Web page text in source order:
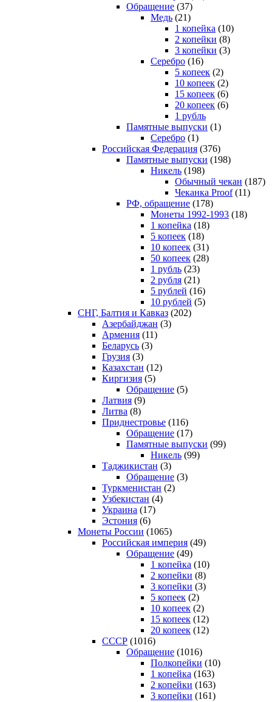
Обращение (37)
Медь (21)
1 копейка (10)
2 копейки (8)
3 копейки (3)
Серебро (16)
5 копеек (2)
10 копеек (2)
15 копеек (6)
20 копеек (6)
1 рубль
Памятные выпуски (1)
Серебро (1)
Российская Федерация (376)
Памятные выпуски (198)
Никель (198)
Обычный чекан (187)
Чеканка Proof(11)
РФ, обращение (178)
Монеты 1992-1993 (18)
1 копейка (18)
5 копеек (18)
10 копеек (31)
50 копеек (28)
1 рубль (23)
2 рубля (21)
5 рублей (16)
10 рублей (5)
СНГ, Балтия и Кавказ (202)
Азербайджан (3)
Армения (11)
Беларусь (3)
Грузия (3)
Казахстан (12)
Киргизия (5)
Обращение (5)
Латвия (9)
Литва (8)
Приднестровье (116)
Обращение (17)
Памятные выпуски (99)
Никель (99)
Таджикистан (3)
Обращение (3)
Туркменистан (2)
Узбекистан (4)
Украина (17)
Эстония (6)
Монеты России (1065)
Российская империя (49)
Обращение (49)
1 копейка (10)
2 копейки (8)
3 копейки (3)
5 копеек (2)
10 копеек (2)
15 копеек (12)
20 копеек (12)
СССР (1016)
Обращение (1016)
Полкопейки (10)
1 копейка (163)
2 копейки (163)
3 копейки (161)